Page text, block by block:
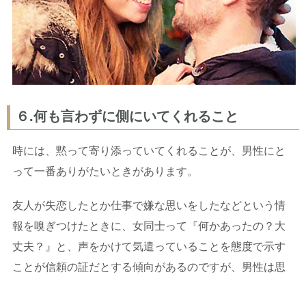
６.何も言わずに側にいてくれること
時には、黙って寄り添っていてくれることが、男性にと
って一番ありがたいときがあります。
友人が失恋したとか仕事で嫌な思いをしたなどという情
報を嗅ぎつけたときに、女同士って『何かあったの？大
丈夫？』と、声をかけて気遣っていることを態度で示す
ことが信頼の証だとする傾向があるのですが、男性は思